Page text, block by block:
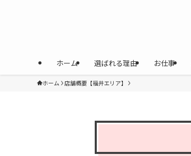
ホーム 選ばれる理由 お仕事
ホーム 店舗概要【福井エリア】